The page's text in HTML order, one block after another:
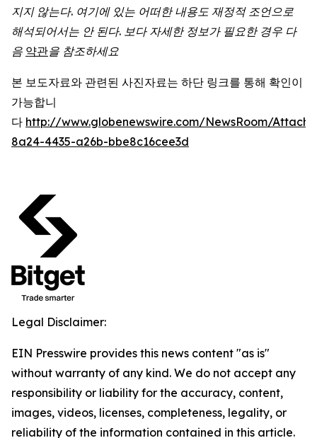
지지 않는다. 여기에 있는 어떠한 내용도 재정적 조언으로
해석되어서는 안 된다. 보다 자세한 정보가 필요한 경우 다
음 약관을 참조하세요
본 보도자료와 관련된 사진자료는 하단 링크를 통해 확인이
가능합니
다 http://www.globenewswire.com/NewsRoom/
8a24-4435-a26b-bbe8c16cee3d
Legal Disclaimer:
EIN Presswire provides this news content "as is"
without warranty of any kind. We do not accept any
responsibility or liability for the accuracy, content,
images, videos, licenses, completeness, legality, or
reliability of the information contained in this article.